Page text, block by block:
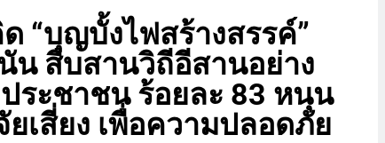
“บุญบั้งไฟสร้างสรรค์”
น สืบสานวิถีอีสานอย่าง
ระชาชน ร้อยละ 83 หนุน
เสี่ยง เพื่อความปลอดภัย